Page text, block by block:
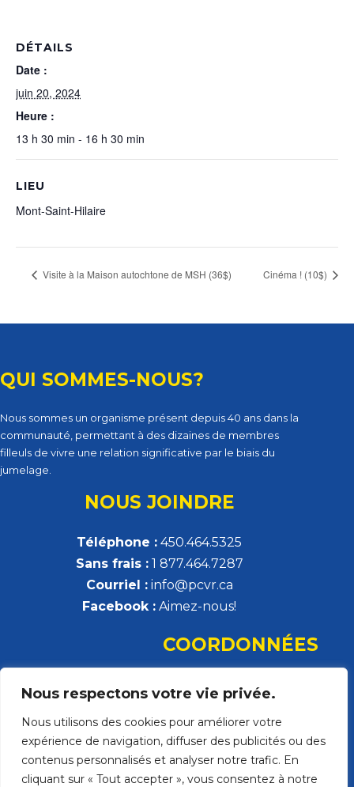
Nous respectons votre vie privée.
Nous utilisons des cookies pour améliorer votre
expérience de navigation, diffuser des publicités ou des
contenus personnalisés et analyser notre trafic. En
cliquant sur « Tout accepter », vous consentez à notre
DÉTAILS
Date :
juin 20, 2024
Heure :
13 h 30 min - 16 h 30 min
LIEU
Mont-Saint-Hilaire
Visite à la Maison autochtone de MSH (36$) Cinéma ! (10$)
QUI SOMMES-NOUS?
Nous sommes un organisme présent depuis 40 ans dans la
communauté, permettant à des dizaines de membres
filleuls de vivre une relation significative par le biais du
jumelage.
NOUS JOINDRE
Téléphone : 450.464.5325
Sans frais : 1 877.464.7287
Courriel : info@pcvr.ca
Facebook : Aimez-nous!
COORDONNÉES
Parrainage civique de la Vallée-du-Richelieu
308, rue Montsabré, local 132
Beloeil, QC J3G 2H5
Ouvrir dans Google Map